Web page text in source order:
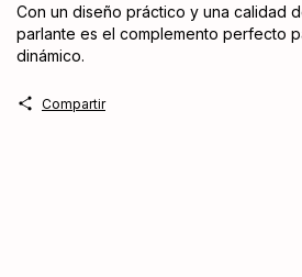
Con un diseño práctico y una calidad
parlante es el complemento perfecto
dinámico.
Compartir